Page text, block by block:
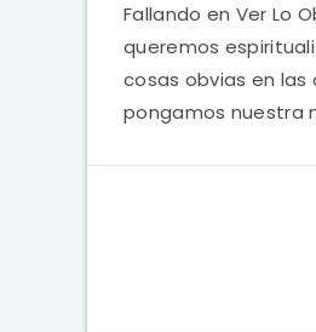
Fallando en Ver Lo
queremos
cosas obvias en las
pongamos nuestra